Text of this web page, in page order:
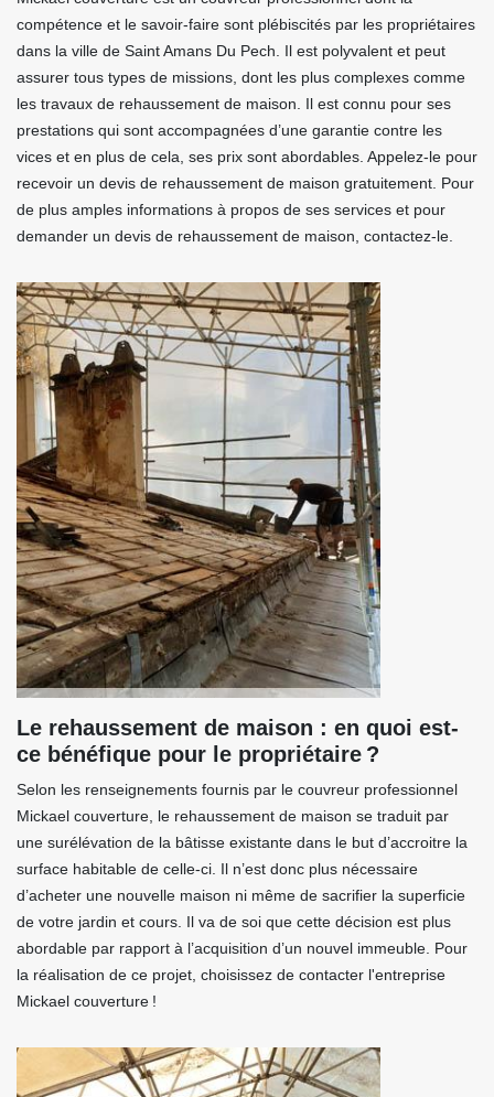
compétence et le savoir-faire sont plébiscités par les propriétaires
dans la ville de Saint Amans Du Pech. Il est polyvalent et peut
assurer tous types de missions, dont les plus complexes comme
les travaux de rehaussement de maison. Il est connu pour ses
prestations qui sont accompagnées d’une garantie contre les
vices et en plus de cela, ses prix sont abordables. Appelez-le pour
recevoir un devis de rehaussement de maison gratuitement. Pour
de plus amples informations à propos de ses services et pour
demander un devis de rehaussement de maison, contactez-le.
Le rehaussement de maison : en quoi est-
ce bénéfique pour le propriétaire ?
Selon les renseignements fournis par le couvreur professionnel
Mickael couverture, le rehaussement de maison se traduit par
une surélévation de la bâtisse existante dans le but d’accroitre la
surface habitable de celle-ci. Il n’est donc plus nécessaire
d’acheter une nouvelle maison ni même de sacrifier la superficie
de votre jardin et cours. Il va de soi que cette décision est plus
abordable par rapport à l’acquisition d’un nouvel immeuble. Pour
la réalisation de ce projet, choisissez de contacter l'entreprise
Mickael couverture !